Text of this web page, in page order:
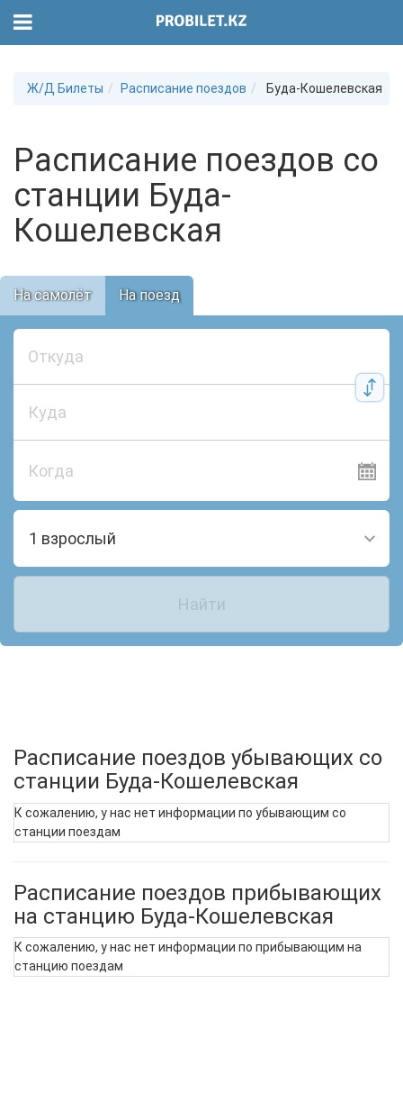
Ж/Д Билеты Расписание поездов Буда-Кошелевская
Расписание поездов со
станции Буда-
Кошелевская
На самолёт На поезд
Когда
1 взрослый
Найти
Расписание поездов убывающих со
станции Буда-Кошелевская
К сожалению, у нас нет информации по убывающим со
станции поездам
Расписание поездов прибывающих
на станцию Буда-Кошелевская
К сожалению, у нас нет информации по прибывающим на
станцию поездам